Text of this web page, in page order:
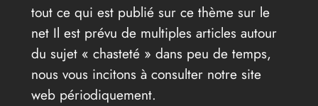
tout ce qui est publié sur ce thème sur le
net Il est prévu de multiples articles autour
du sujet « chasteté » dans peu de temps,
nous vous incitons à consulter notre site
web périodiquement.